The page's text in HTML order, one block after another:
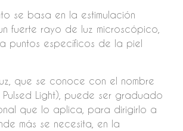
se basa en la estimulación
fuerte rayo de luz microscópico,
puntos específicos de la piel
que se conoce con el nombre
Pulsed Light), puede ser graduado
que lo aplica, para dirigirlo a
más se necesita, en la